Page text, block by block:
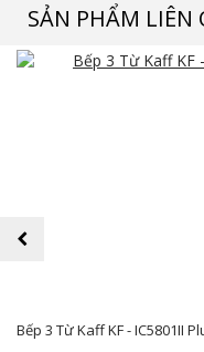
SẢN PHẨM LIÊN
Bếp 3 Từ Kaff KF - IC5801II
prev